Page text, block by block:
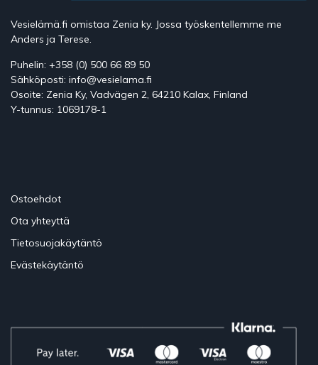
Vesielämä.fi omistaa Zenia ky. Jossa työskentellemme me
Anders ja Terese.
Puhelin: +358 (0) 500 66 89 50
Sähköposti: info@vesielama.fi
Osoite: Zenia Ky, Vadvägen 2, 64210 Kalax, Finland
Y-tunnus: 1069178-1
Ostoehdot
Ota yhteyttä
Tietosuojakäytäntö
Evästekäytäntö